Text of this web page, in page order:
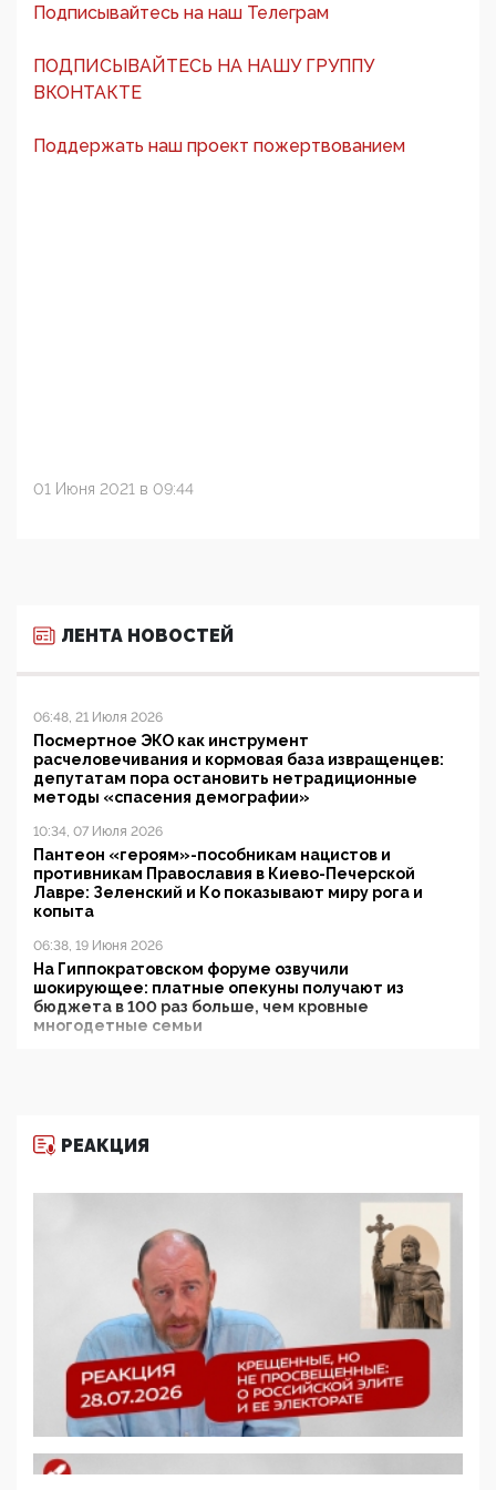
Подписывайтесь на наш Телеграм
ПОДПИСЫВАЙТЕСЬ НА НАШУ ГРУППУ
ВКОНТАКТЕ
Поддержать наш проект пожертвованием
01 Июня 2021 в 09:44
ЛЕНТА НОВОСТЕЙ
06:48, 21 Июля 2026
Посмертное ЭКО как инструмент
расчеловечивания и кормовая база извращенцев:
депутатам пора остановить нетрадиционные
методы «спасения демографии»
10:34, 07 Июля 2026
Пантеон «героям»-пособникам нацистов и
противникам Православия в Киево-Печерской
Лавре: Зеленский и Ко показывают миру рога и
копыта
06:38, 19 Июня 2026
На Гиппократовском форуме озвучили
шокирующее: платные опекуны получают из
бюджета в 100 раз больше, чем кровные
многодетные семьи
11:53, 09 Июня 2026
деятельность ИИТО ЮНЕСКО в России, но
цифроглобалисты продолжают определять
повестку в образовании
09:43, 01 Июня 2026
5G за счет здоровья граждан: Минцифры намерено
отобрать у регионов и муниципалитетов право
защищать жилые дома и социальные объекты от
05:58, 26 Мая 2026
Роскомнадзор освободили от борца с
деструктивным и опасным контентом
07:39, 25 Мая 2026
РЕАКЦИЯ